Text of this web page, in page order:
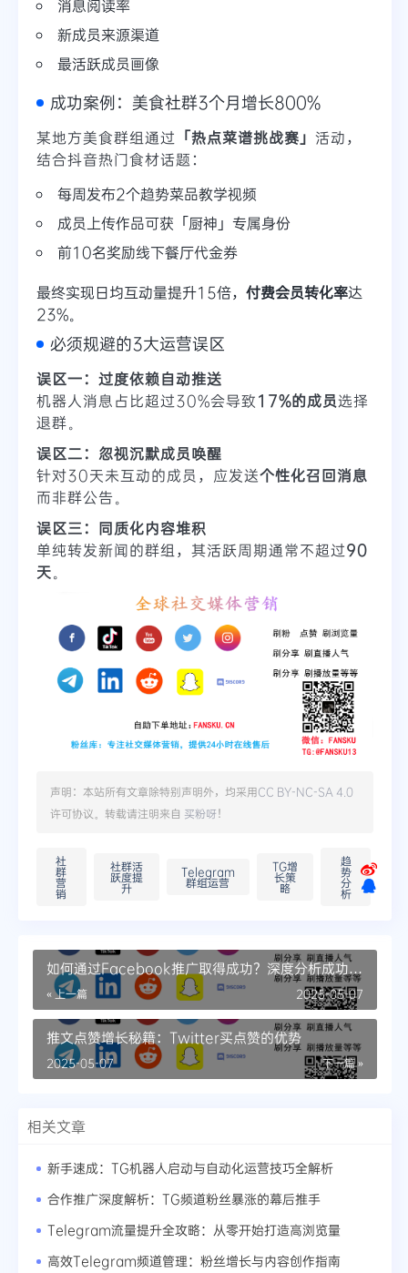
消息阅读率
新成员来源渠道
最活跃成员画像
成功案例：美食社群3个月增长800%
某地方美食群组通过 「热点菜谱挑战赛」 活动，
结合抖音热门食材话题：
每周发布2个趋势菜品教学视频
成员上传作品可获「厨神」专属身份
前10名奖励线下餐厅代金券
最终实现日均互动量提升15倍， 付费会员转化率达
23%。
必须规避的3大运营误区
误区一：过度依赖自动推送
机器人消息占比超过30%会导致17%的成员选择
退群。
误区二：忽视沉默成员唤醒
针对30天未互动的成员，应发送个性化召回消息
而非群公告。
误区三：同质化内容堆积
单纯转发新闻的群组，其活跃周期通常不超过90
天。
声明：本站所有文章除特别声明外，均采用CC BY-NC-SA 4.0
许可协议。转载请注明来自 买粉呀！
社
群
营
销
社群活
跃度提
升
Telegram
群组运营
TG增
长策
略
趋
势
分
析
如何通过Facebook推广取得成功？深度分析成功案
例
« 上一篇 2025-05-07
推文点赞增长秘籍：Twitter买点赞的优势
下一篇 »
2025-05-07
相关文章
新手速成：TG机器人启动与自动化运营技巧全解析
合作推广深度解析：TG频道粉丝暴涨的幕后推手
Telegram流量提升全攻略：从零开始打造高浏览量
高效Telegram频道管理：粉丝增长与内容创作指南